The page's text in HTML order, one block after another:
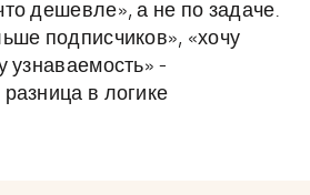
дешевле», а не по задаче.
подписчиков», «хочу
узнаваемость» -
в логике